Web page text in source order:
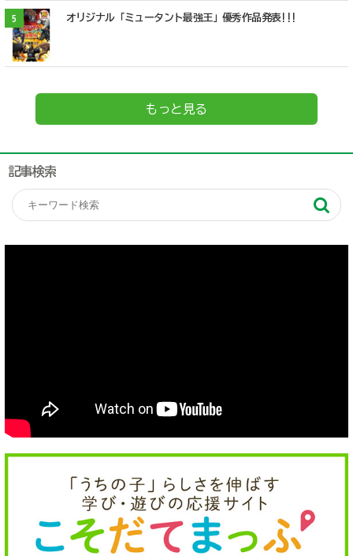
5 オリジナル「ミュータント最強王」優秀作品発表!!!
もっと見る
記事検索